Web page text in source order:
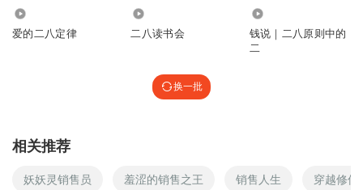
爱的二八定律 二八读书会
钱说｜二八原则中的
二
换一批
相关推荐
妖妖灵销售员 羞涩的销售之王 销售人生 穿越修仙